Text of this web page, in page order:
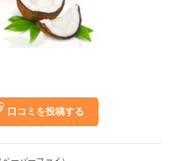
口コミを投稿する